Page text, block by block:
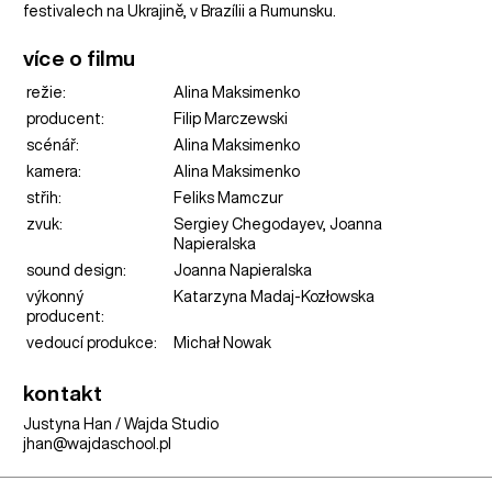
festivalech na Ukrajině, v Brazílii a Rumunsku.
více o filmu
režie:
Alina Maksimenko
producent:
Filip Marczewski
scénář:
Alina Maksimenko
kamera:
Alina Maksimenko
střih:
Feliks Mamczur
zvuk:
Sergiey Chegodayev, Joanna
Napieralska
sound design:
Joanna Napieralska
výkonný
producent:
Katarzyna Madaj-Kozłowska
vedoucí produkce: Michał Nowak
kontakt
Justyna Han / Wajda Studio
jhan@wajdaschool.pl